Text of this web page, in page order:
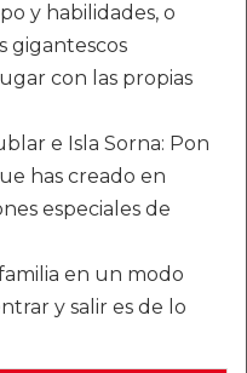
y habilidades, o
gigantescos
con las propias
e Isla Sorna: Pon
has creado en
especiales de
en un modo
y salir es de lo